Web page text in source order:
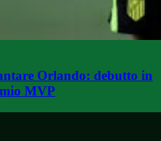
Orlando: debutto in
MVP